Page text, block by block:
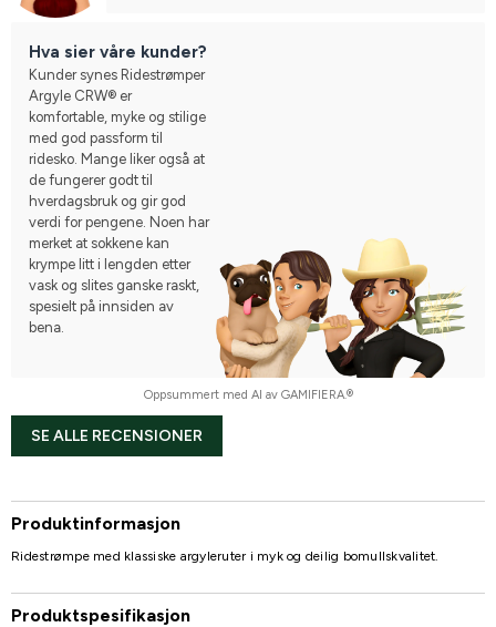
Hva sier våre kunder?
Kunder synes Ridestrømper
Argyle CRW® er
komfortable, myke og stilige
med god passform til
ridesko. Mange liker også at
de fungerer godt til
hverdagsbruk og gir god
verdi for pengene. Noen har
merket at sokkene kan
krympe litt i lengden etter
vask og slites ganske raskt,
spesielt på innsiden av
bena.
Oppsummert med AI av GAMIFIERA.®
SE ALLE RECENSIONER
Produktinformasjon
Ridestrømpe med klassiske argyleruter i myk og deilig bomullskvalitet.
Produktspesifikasjon